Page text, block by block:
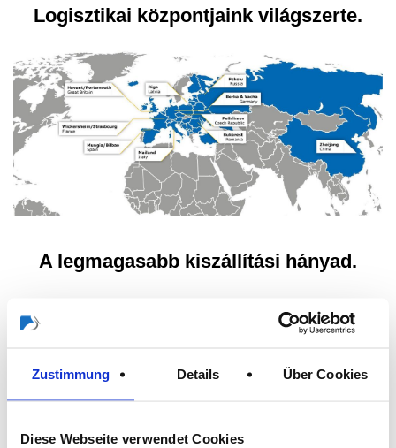
Zustimmung Details Über Cookies
Diese Webseite verwendet Cookies
Logisztikai központjaink világszerte.
A legmagasabb kiszállítási hányad.